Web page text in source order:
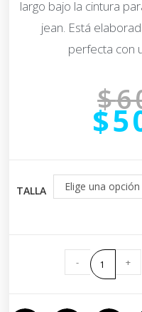
largo bajo la cintura
jean. Está
perfecta con
$
$
TALLA Elige una opción
- +